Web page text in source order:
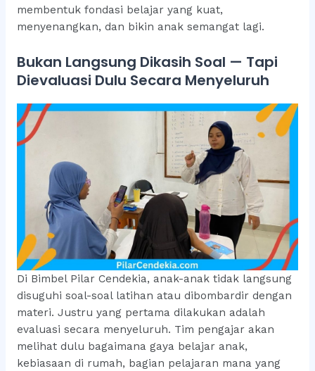
membentuk fondasi belajar yang kuat,
menyenangkan, dan bikin anak semangat lagi.
Bukan Langsung Dikasih Soal — Tapi
Dievaluasi Dulu Secara Menyeluruh
Di Bimbel Pilar Cendekia, anak-anak tidak langsung
disuguhi soal-soal latihan atau dibombardir dengan
materi. Justru yang pertama dilakukan adalah
evaluasi secara menyeluruh. Tim pengajar akan
melihat dulu bagaimana gaya belajar anak,
kebiasaan di rumah, bagian pelajaran mana yang